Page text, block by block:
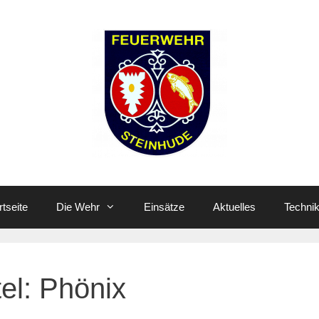
Die Wehr Einsätze Aktuelles Technik
Phönix